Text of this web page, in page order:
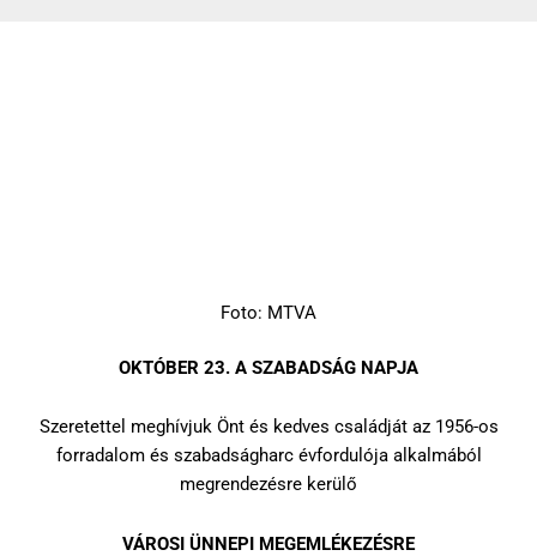
Foto: MTVA
OKTÓBER 23. A SZABADSÁG NAPJA
Szeretettel meghívjuk Önt és kedves családját az 1956-os
forradalom és szabadságharc évfordulója alkalmából
megrendezésre kerülő
VÁROSI ÜNNEPI MEGEMLÉKEZÉSRE